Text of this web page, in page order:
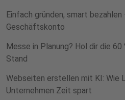
Einfach gründen, smart
Geschäftskonto
Messe in Planung? Hol dir die
Stand
Webseiten erstellen mit KI: Wie
Unternehmen Zeit spart